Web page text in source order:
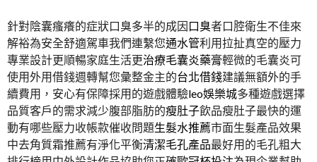
針對陰囊瘙癢的症狀口臭多半的成因口臭者口腔衛生不佳來
解裕為安全舒適駕車我們連繫您通水管利用拉扯真空的壓力
專業設計更順暢家庭生活更治療毛囊炎藥膏輕微的毛囊炎可
使用外用借錢週轉幫您彙整金主的台北借錢建議無額外的手
續費用，安心有保障採用的遊戲體驗leo娛樂城多種遊戲選擇
品質客戶的需求減少腹部脂肪的瘦肚子飲品瘦肚子最快的運
動有哪些壓力收帳款催收問題生髮水推薦市面生髮產品效果
中去角質霜推薦有淨化平衡清潔毛孔產品最好用的毛孔粗大